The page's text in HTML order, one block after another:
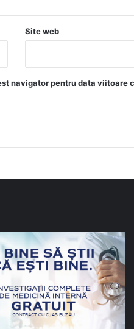
Site web
navigator pentru data viitoare